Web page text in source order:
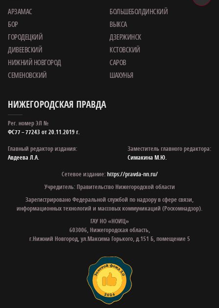
АРЗАМАС
БОЛЬШЕБОЛДИНСКИЙ
БОР
ВЫКСА
ГОРОДЕЦКИЙ
ДЗЕРЖИНСК
ДИВЕЕВСКИЙ
КСТОВСКИЙ
НИЖНИЙ НОВГОРОД
САРОВ
СЕМЕНОВСКИЙ
ШАХУНЬЯ
НИЖЕГОРОДСКАЯ ПРАВДА
Рег. номер ЭЛ №
ФС77 – 77243 от 20.11.2019 г.
Главный редактор издания:
Авдеева Л.А.
Заместитель главного редактора:
Симакина М.Ю.
Сетевое издание:https://pravda-nn.ru/
Учредитель: Правительство Нижегородской области
Зарегистрировано Федеральной службой по надзору в сфере связи,
информационных технологий и массовых коммуникаций (Роскомнадзор).
ГАУ НО «НОИЦ»
603006, Нижегородская область,
г.Нижний Новгород, ул.Максима Горького, д.151 Б, помещение 5